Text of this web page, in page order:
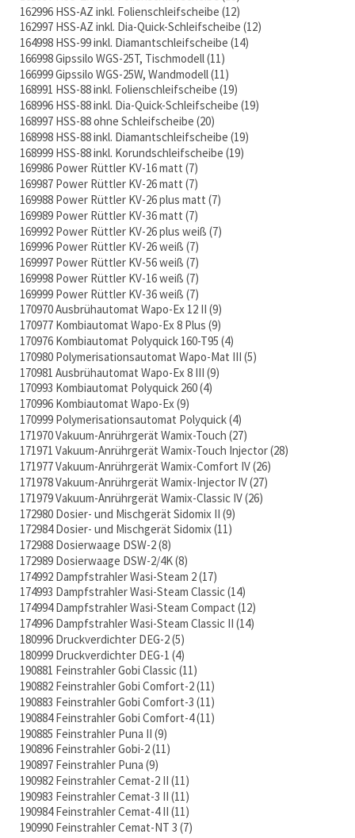
162996 HSS-AZ inkl. Folienschleifscheibe 12
162997 HSS-AZ inkl. Dia-Quick-Schleifscheibe 12
164998 HSS-99 inkl. Diamantschleifscheibe 14
166998 Gipssilo WGS-25T, Tischmodell 11
166999 Gipssilo WGS-25W, Wandmodell 11
168991 HSS-88 inkl. Folienschleifscheibe 19
168996 HSS-88 inkl. Dia-Quick-Schleifscheibe 19
168997 HSS-88 ohne Schleifscheibe 20
168998 HSS-88 inkl. Diamantschleifscheibe 19
168999 HSS-88 inkl. Korundschleifscheibe 19
169986 Power Rüttler KV-16 matt 7
169987 Power Rüttler KV-26 matt 7
169988 Power Rüttler KV-26 plus matt 7
169989 Power Rüttler KV-36 matt 7
169992 Power Rüttler KV-26 plus weiß 7
169996 Power Rüttler KV-26 weiß 7
169997 Power Rüttler KV-56 weiß 7
169998 Power Rüttler KV-16 weiß 7
169999 Power Rüttler KV-36 weiß 7
170970 Ausbrühautomat Wapo-Ex 12 II 9
170977 Kombiautomat Wapo-Ex 8 Plus 9
170976 Kombiautomat Polyquick 160-T95 4
170980 Polymerisationsautomat Wapo-Mat III 5
170981 Ausbrühautomat Wapo-Ex 8 III 9
170993 Kombiautomat Polyquick 260 4
170996 Kombiautomat Wapo-Ex 9
170999 Polymerisationsautomat Polyquick 4
171970 Vakuum-Anrührgerät Wamix-Touch 27
171971 Vakuum-Anrührgerät Wamix-Touch Injector 28
171977 Vakuum-Anrührgerät Wamix-Comfort IV 26
171978 Vakuum-Anrührgerät Wamix-Injector IV 27
171979 Vakuum-Anrührgerät Wamix-Classic IV 26
172980 Dosier- und Mischgerät Sidomix II 9
172984 Dosier- und Mischgerät Sidomix 11
172988 Dosierwaage DSW-2 8
172989 Dosierwaage DSW-2/4K 8
174992 Dampfstrahler Wasi-Steam 2 17
174993 Dampfstrahler Wasi-Steam Classic 14
174994 Dampfstrahler Wasi-Steam Compact 12
174996 Dampfstrahler Wasi-Steam Classic II 14
180996 Druckverdichter DEG-2 5
180999 Druckverdichter DEG-1 4
190881 Feinstrahler Gobi Classic 11
190882 Feinstrahler Gobi Comfort-2 11
190883 Feinstrahler Gobi Comfort-3 11
190884 Feinstrahler Gobi Comfort-4 11
190885 Feinstrahler Puna II 9
190896 Feinstrahler Gobi-2 11
190897 Feinstrahler Puna 9
190982 Feinstrahler Cemat-2 II 11
190983 Feinstrahler Cemat-3 II 11
190984 Feinstrahler Cemat-4 II 11
190990 Feinstrahler Cemat-NT 3 7